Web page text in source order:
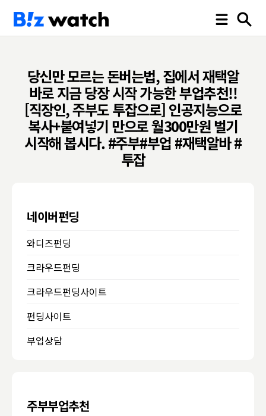
당신만 모르는 돈버는법, 집에서 재택알
바로 지금 당장 시작 가능한 부업추천!!
[직장인, 주부도 투잡으로] 인공지능으로
복사+붙여넣기 만으로 월300만원 벌기
시작해 봅시다. #주부#부업 #재택알바 #
투잡
네이버펀딩
와디즈펀딩
크라우드펀딩
크라우드펀딩사이트
펀딩사이트
부업상담
주부부업추천